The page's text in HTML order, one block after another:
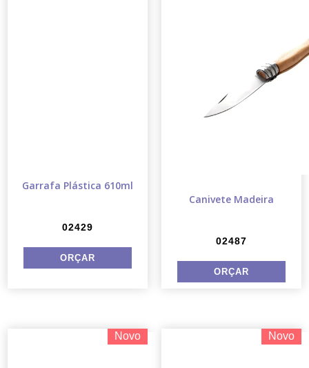
Garrafa Plástica 610ml
02429
Canivete Madeira
02487
Novo Novo